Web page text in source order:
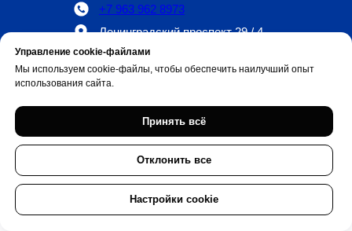
+7 963 962 8973
Ленинградский проспект 29 / 4
Управление cookie-файлами
Мы используем cookie-файлы, чтобы обеспечить наилучший опыт
использования сайта.
Принять всё
Отклонить все
Настройки cookie